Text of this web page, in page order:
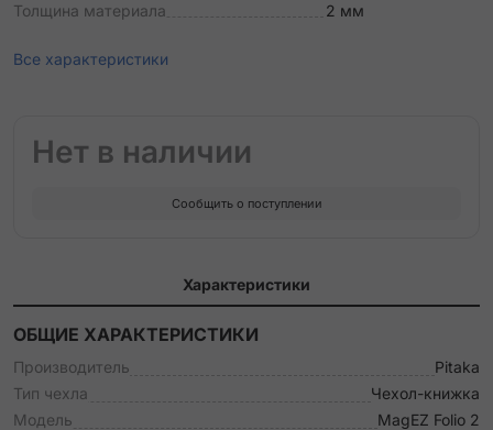
Толщина материала
2 мм
Все характеристики
Нет в наличии
Сообщить о поступлении
Характеристики
ОБЩИЕ ХАРАКТЕРИСТИКИ
Производитель
Pitaka
Тип чехла
Чехол-книжка
Модель
MagEZ Folio 2